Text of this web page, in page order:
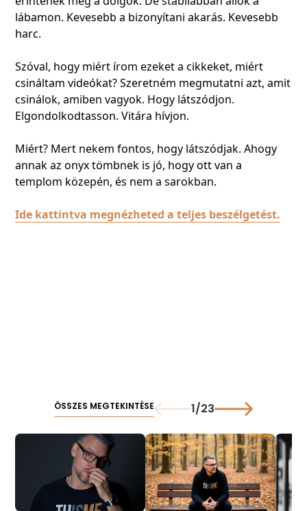
lábamon. Kevesebb a bizonyítani akarás. Kevesebb
harc.
Szóval, hogy miért írom ezeket a cikkeket, miért
csináltam videókat? Szeretném megmutatni azt, amit
csinálok, amiben vagyok. Hogy látszódjon.
Elgondolkodtasson. Vitára hívjon.
Miért? Mert nekem fontos, hogy látszódjak. Ahogy
annak az onyx tömbnek is jó, hogy ott van a
templom közepén, és nem a sarokban.
Ide kattintva megnézheted a teljes beszélgetést.
ÖSSZES MEGTEKINTÉSE 1/23